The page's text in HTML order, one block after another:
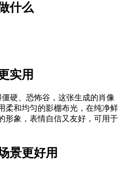
什么
实用
硬、恐怖谷，这张生成的肖像
柔和均匀的影棚布光，在纯净鲜
形象，表情自信又友好，可用于
景更好用